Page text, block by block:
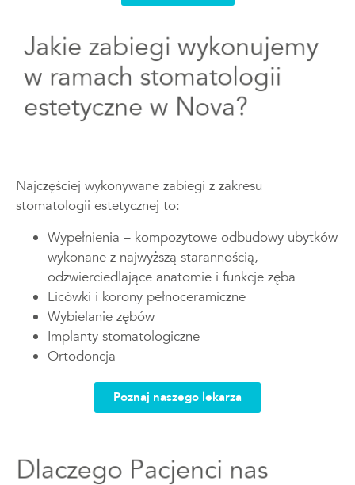
Jakie zabiegi wykonujemy
w ramach stomatologii
estetyczne w Nova?
Najczęściej wykonywane zabiegi z zakresu
stomatologii estetycznej to:
Wypełnienia – kompozytowe odbudowy ubytków
wykonane z najwyższą starannością,
odzwierciedlające anatomie i funkcje zęba
Licówki i korony pełnoceramiczne
Wybielanie zębów
Implanty stomatologiczne
Ortodoncja
Poznaj naszego lekarza
Dlaczego Pacjenci nas